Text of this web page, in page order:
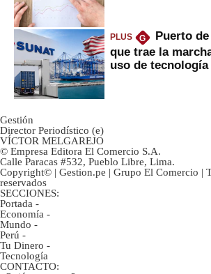
PLUS G
Puerto
que trae la
uso de tecnología
Gestión
Director Periodístico (e)
VÍCTOR MELGAREJO
© Empresa Editora El Comercio S.A.
Calle Paracas #532, Pueblo Libre, Lima.
Copyright© | Gestion.pe | Grupo El Comercio |
reservados
SECCIONES:
Portada -
Economía -
Mundo -
Perú -
Tu Dinero -
Tecnología
CONTACTO: